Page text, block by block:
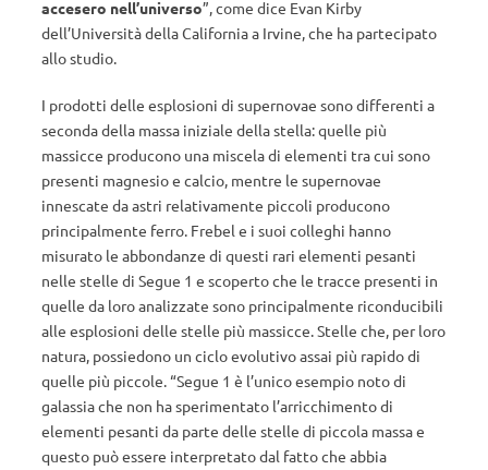
accesero nell’universo”, come dice Evan Kirby
dell’Università della California a Irvine, che ha partecipato
allo studio.
I prodotti delle esplosioni di supernovae sono differenti a
seconda della massa iniziale della stella: quelle più
massicce producono una miscela di elementi tra cui sono
presenti magnesio e calcio, mentre le supernovae
innescate da astri relativamente piccoli producono
principalmente ferro. Frebel e i suoi colleghi hanno
misurato le abbondanze di questi rari elementi pesanti
nelle stelle di Segue 1 e scoperto che le tracce presenti in
quelle da loro analizzate sono principalmente riconducibili
alle esplosioni delle stelle più massicce. Stelle che, per loro
natura, possiedono un ciclo evolutivo assai più rapido di
quelle più piccole. “Segue 1 è l’unico esempio noto di
galassia che non ha sperimentato l’arricchimento di
elementi pesanti da parte delle stelle di piccola massa e
questo può essere interpretato dal fatto che abbia